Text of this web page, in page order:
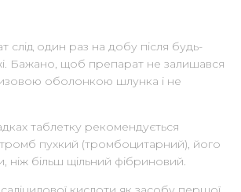
слід один раз на добу після будь-
Бажано, щоб препарат не залишався
оболонкою шлунка і не
таблетку рекомендується
пухкий (тромбоцитарний), його
ніж більш щільний фібриновий.